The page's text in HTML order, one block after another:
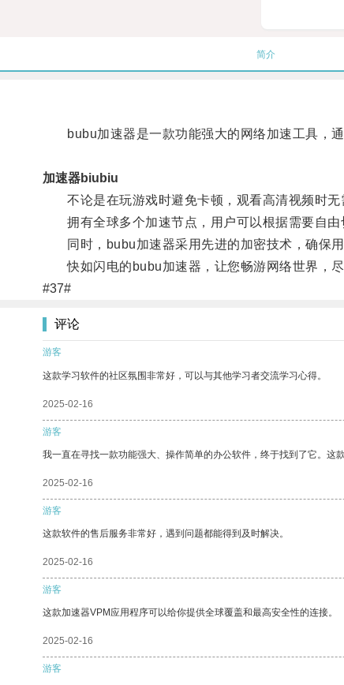
简介
bubu加速器是一款功能强大的网络加速工具，通
加速器biubiu
不论是在玩游戏时避免卡顿，观看高清视频时无
拥有全球多个加速节点，用户可以根据需要自由
同时，bubu加速器采用先进的加密技术，确保用
快如闪电的bubu加速器，让您畅游网络世界，尽
#37#
评论
游客
这款学习软件的社区氛围非常好，可以与其他学习者交流学习心得。
2025-02-16
游客
我一直在寻找一款功能强大、操作简单的办公软件，终于找到了它。这
2025-02-16
游客
这款软件的售后服务非常好，遇到问题都能得到及时解决。
2025-02-16
游客
这款加速器VPM应用程序可以给你提供全球覆盖和最高安全性的连接。
2025-02-16
游客